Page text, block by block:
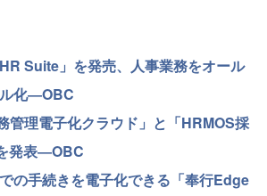
Suite」を発売、人事業務をオール
化―OBC
管理電子化クラウド」と「HRMOS採
発表―OBC
の手続きを電子化できる「奉行Edge